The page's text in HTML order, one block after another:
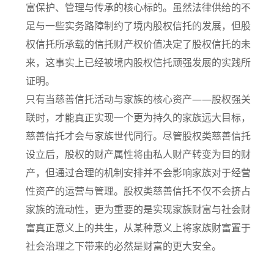
富保护、管理与传承的核心标的。虽然法律供给的不
足与一些实务路障制约了境内股权信托的发展，但股
权信托所承载的信托财产权价值决定了股权信托的未
来，这事实上已经被境内股权信托顽强发展的实践所
证明。
只有当慈善信托活动与家族的核心资产——股权强关
联时，才能真正实现一个更为持久的家族远大目标，
慈善信托才会与家族世代同行。尽管股权类慈善信托
设立后，股权的财产属性将由私人财产转变为目的财
产，但通过合理的机制安排并不会影响家族对于经营
性资产的运营与管理。股权类慈善信托不仅不会挤占
家族的流动性，更为重要的是实现家族财富与社会财
富真正意义上的共生，从某种意义上将家族财富置于
社会治理之下带来的必然是财富的更大安全。